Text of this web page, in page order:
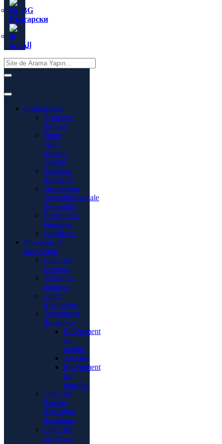
Български
العربية
Institutionnel
À propos
de nous
Notre
vision
Mission
Valeurs
Politique
de qualité
Déclaration
environnementale
de produit
Ressources
humaines
Certificats
Processus de
production
Ligne de
fonderie
Atelier de
moulage
Ligne
d'extrusion
Traitements
de surface
Revêtement
en
poudre
Anodisé
Revêtement
par
transfert
Ligne de
barrière
d'isolation
thermique
Ligne de
processus